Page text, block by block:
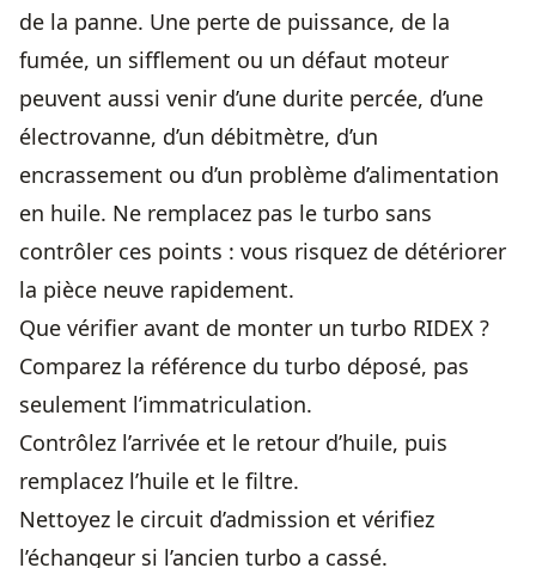
de la panne. Une perte de puissance, de la
fumée, un sifflement ou un défaut moteur
peuvent aussi venir d’une durite percée, d’une
électrovanne, d’un débitmètre, d’un
encrassement ou d’un problème d’alimentation
en huile. Ne remplacez pas le turbo sans
contrôler ces points : vous risquez de détériorer
la pièce neuve rapidement.
Que vérifier avant de monter un turbo RIDEX ?
Comparez la référence du turbo déposé, pas
seulement l’immatriculation.
Contrôlez l’arrivée et le retour d’huile, puis
remplacez l’huile et le filtre.
Nettoyez le circuit d’admission et vérifiez
l’échangeur si l’ancien turbo a cassé.